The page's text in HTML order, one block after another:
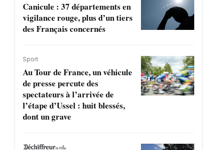
Canicule : 37 départements en
vigilance rouge, plus d’un tiers
des Français concernés
Sport
Au Tour de France, un véhicule
de presse percute des
spectateurs à l’arrivée de
l’étape d’Ussel : huit blessés,
dont un grave